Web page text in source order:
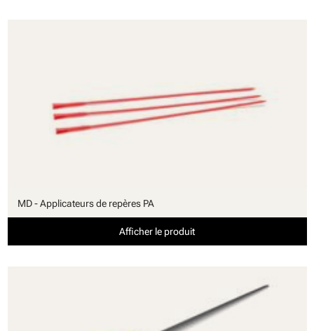
MD - Applicateurs de repères PA
Afficher le produit